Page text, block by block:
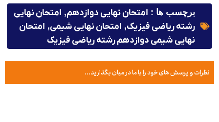
برچسب ها : امتحان نهایی دوازدهم, امتحان نهایی
رشته ریاضی فیزیک, امتحان نهایی شیمی, امتحان
نهایی شیمی دوازدهم رشته ریاضی فیزیک
نظرات و پرسش های خود را با ما در میان بگذارید...